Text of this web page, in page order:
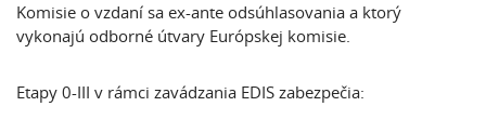
Komisie o vzdaní sa ex-ante odsúhlasovania a ktorý
vykonajú odborné útvary Európskej komisie.
Etapy 0-III v rámci zavádzania EDIS zabezpečia: